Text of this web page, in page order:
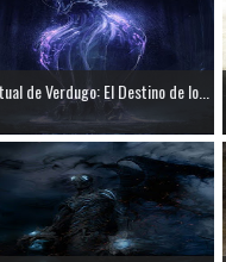
de Verdugo: El Destino de lo...